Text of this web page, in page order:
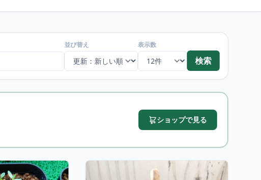
並び替え 表示数
検索
ショップで見る